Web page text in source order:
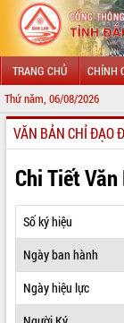
TRANG CHỦ CHÍNH
Thứ năm, 06/08/2026
GIỚI THIỆU
LÃNH ĐẠO UBND TỈNH
TIN TỨC SỰ KIỆN
SỞ, BAN, NGÀNH
THÔNG TIN CHỈ ĐẠO ĐIỀU
VĂN BẢN CHỈ ĐẠO
Chi Tiết Văn
Số ký hiệu
Ngày ban hành
Ngày hiệu lực